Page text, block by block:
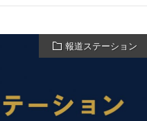
報道ステーション